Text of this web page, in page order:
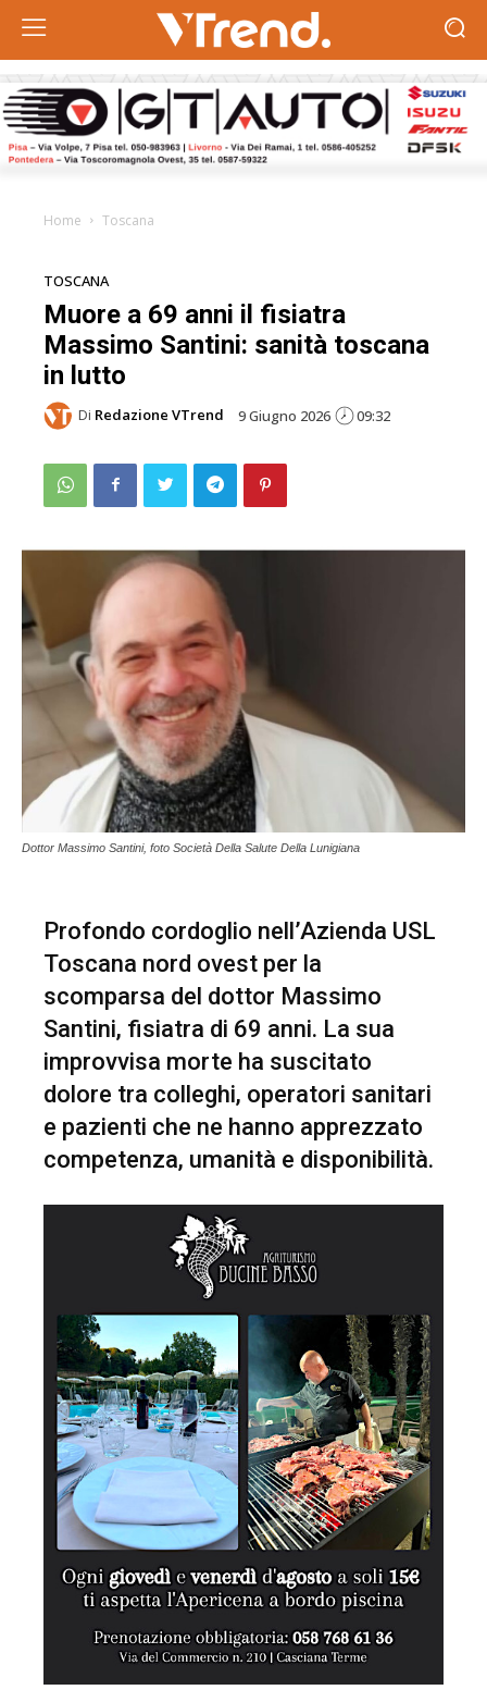
Home Toscana
TOSCANA
Muore a 69 anni il fisiatra
Massimo Santini: sanità toscana
in lutto
Di Redazione VTrend 9 Giugno 2026 09:32
Dottor Massimo Santini, foto Società Della Salute Della Lunigiana
Profondo cordoglio nell’Azienda USL
Toscana nord ovest per la
scomparsa del dottor Massimo
Santini, fisiatra di 69 anni. La sua
improvvisa morte ha suscitato
dolore tra colleghi, operatori sanitari
e pazienti che ne hanno apprezzato
competenza, umanità e disponibilità.